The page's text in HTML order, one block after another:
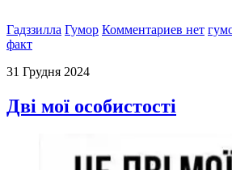
Гадззилла Гумор Комментариев нет
факт
31 Грудня 2024
Дві мої особистості